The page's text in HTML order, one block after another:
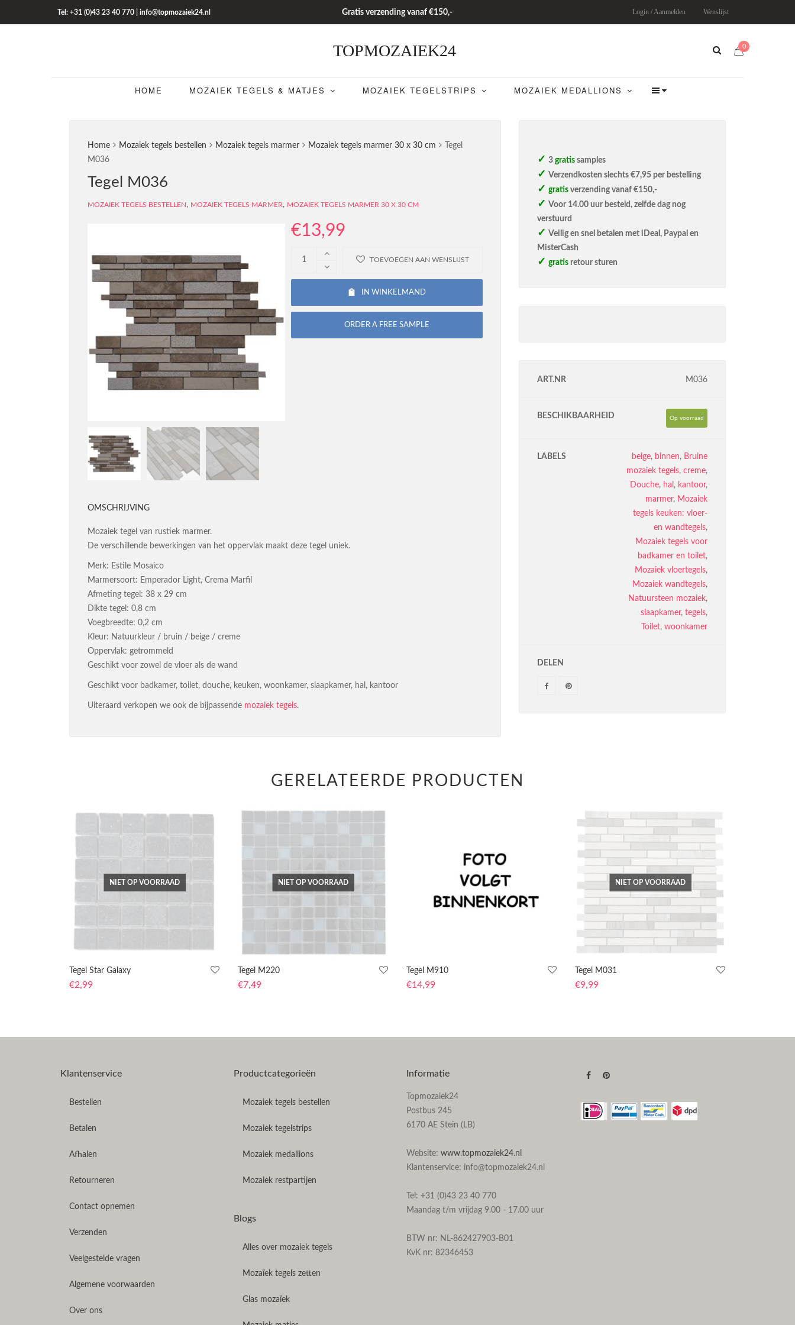
Tel: +31 (0)43 23 40 770 | info@topmozaiek24.nl Gratis verzending vanaf €150,- Login / Aanmelden Wenslijst
TOPMOZAIEK24 0
HOME MOZAIEK TEGELS & MATJES MOZAIEK TEGELSTRIPS MOZAIEK MEDALLIONS
Home Mozaiek tegels bestellen Mozaiek tegels marmer Mozaiek tegels marmer 30 x 30 cm
Tegel
M036
Tegel M036
MOZAIEK TEGELS BESTELLEN, MOZAIEK TEGELS MARMER, MOZAIEK TEGELS MARMER 30 X 30 CM
€13,99
IN WINKELMAND
TOEVOEGEN AAN WENSLIJST
ORDER A FREE SAMPLE
OMSCHRIJVING
Mozaiek tegel van rustiek marmer.
De verschillende bewerkingen van het oppervlak maakt deze tegel uniek.
Merk: Estile Mosaico
Marmersoort: Emperador Light, Crema Marfil
Afmeting tegel: 38 x 29 cm
Dikte tegel: 0,8 cm
Voegbreedte: 0,2 cm
Kleur: Natuurkleur / bruin / beige / creme
Oppervlak: getrommeld
Geschikt voor zowel de vloer als de wand
Geschikt voor badkamer, toilet, douche, keuken, woonkamer, slaapkamer, hal, kantoor
Uiteraard verkopen we ook de bijpassende mozaiek tegels.
3 gratis samples
Verzendkosten slechts €7,95 per bestelling
gratis verzending vanaf €150,-
Voor 14.00 uur besteld, zelfde dag nog
verstuurd
Veilig en snel betalen met iDeal, Paypal en
MisterCash
gratis retour sturen
ART.NR M036
BESCHIKBAARHEID Op voorraad
LABELS beige, binnen, Bruine
mozaiek tegels, creme,
Douche, hal , kantoor,
marmer, Mozaiek
tegels keuken: vloer-
en wandtegels,
Mozaiek tegels voor
badkamer en toilet,
Mozaiek vloertegels,
Mozaiek wandtegels,
Natuursteen mozaiek,
slaapkamer, tegels,
Toilet, woonkamer
DELEN
GERELATEERDE PRODUCTEN
NIET OP VOORRAAD
Tegel Star Galaxy
€2,99
NIET OP VOORRAAD
Tegel M220
€7,49
Tegel M910
€14,99
NIET OP VOORRAAD
Tegel M031
€9,99
Klantenservice
Bestellen
Betalen
Afhalen
Retourneren
Contact opnemen
Verzenden
Veelgestelde vragen
Algemene voorwaarden
Over ons
Productcategorieën
Mozaiek tegels bestellen
Mozaiek tegelstrips
Mozaiek medallions
Mozaiek restpartijen
Blogs
Alles over mozaiek tegels
Mozaïek tegels zetten
Glas mozaïek
Informatie
Topmozaiek24
Postbus 245
6170 AE Stein (LB)
Website: www.topmozaiek24.nl
Klantenservice: info@topmozaiek24.nl
Tel: +31 (0)43 23 40 770
Maandag t/m vrijdag 9.00 - 17.00 uur
BTW nr: NL-862427903-B01
KvK nr: 82346453